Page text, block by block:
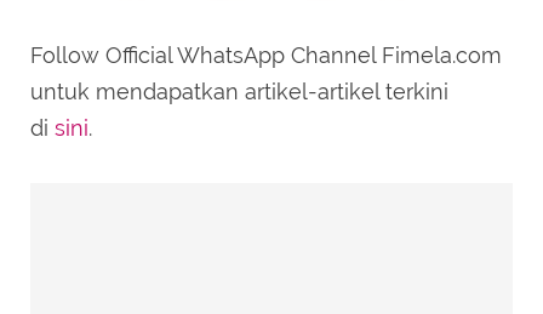
Follow Official WhatsApp Channel Fimela.com
untuk mendapatkan artikel-artikel terkini
di sini.